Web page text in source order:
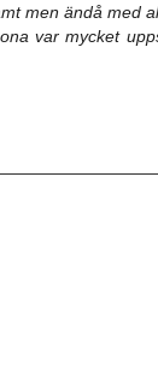
men ändå med
var mycket